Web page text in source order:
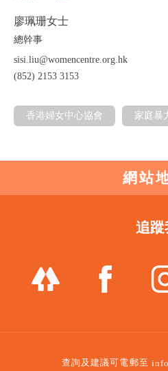
廖珮珊女士
總幹事
sisi.liu@womencentre.org.hk
(852) 2153 3153
香港婦女中心協會 家庭暴
網站
追蹤
查詢及建議可電郵至